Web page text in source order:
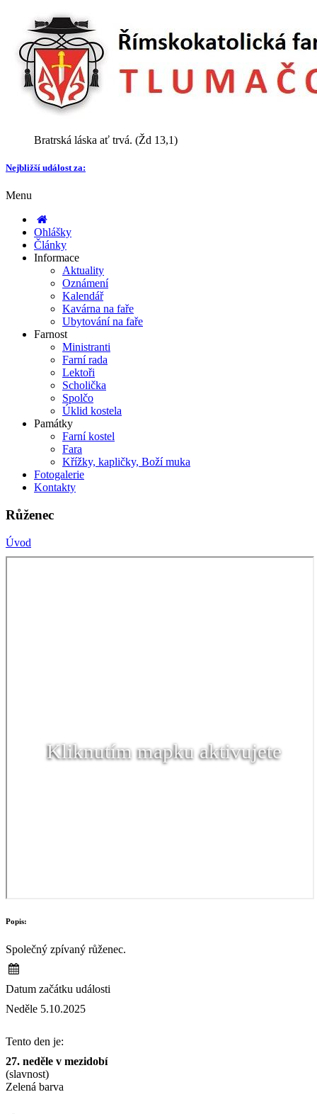
Bratrská láska ať trvá. (Žd 13,1)
Nejbližší událost za:
Menu
Ohlášky
Články
Informace
Aktuality
Oznámení
Kalendář
Kavárna na faře
Ubytování na faře
Farnost
Ministranti
Farní rada
Lektoři
Scholička
Spolčo
Úklid kostela
Památky
Farní kostel
Fara
Křížky, kapličky, Boží muka
Fotogalerie
Kontakty
Růženec
Úvod
Kliknutím mapku aktivujete
Popis:
Společný zpívaný růženec.
Datum začátku události
Neděle 5.10.2025
Tento den je:
27. neděle v mezidobí
(slavnost)
Zelená barva